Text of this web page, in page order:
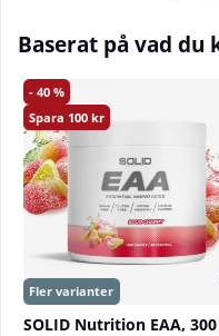
Baserat på vad
40
100
SOLID Nutrition EAA,